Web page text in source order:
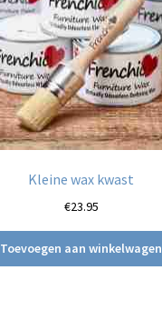
Kleine wax kwast
€23.95
Toevoegen aan winkelwagen